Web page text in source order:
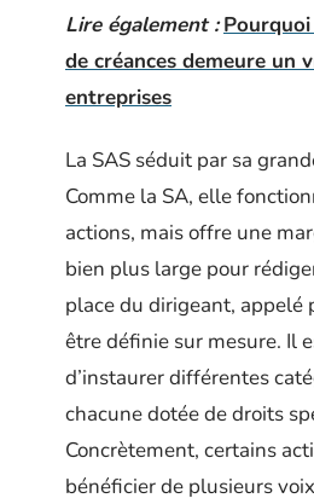
Lire également :
de créances demeure un
entreprises
La SAS séduit par sa
Comme la SA, elle
actions, mais offre une
bien plus large pour
place du dirigeant, appelé
être définie sur mesure. Il
d’instaurer différentes
chacune dotée de droits
Concrètement, certains
bénéficier de plusieurs